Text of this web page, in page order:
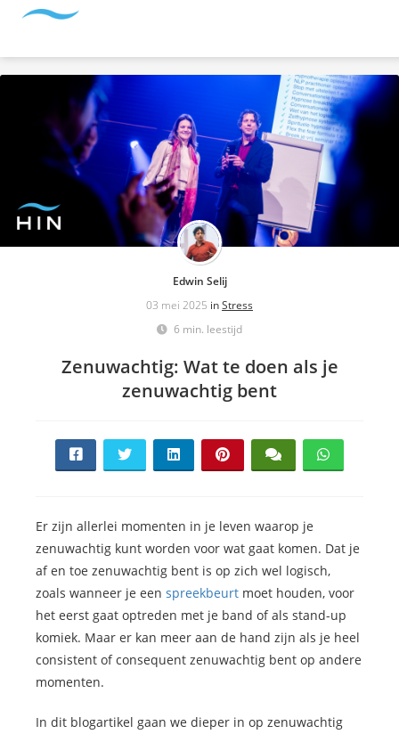
Edwin Selij
03 mei 2025 inStress
6 min. leestijd
Zenuwachtig: Wat te doen als je
zenuwachtig bent
Er zijn allerlei momenten in je leven waarop je
zenuwachtig kunt worden voor wat gaat komen. Dat je
af en toe zenuwachtig bent is op zich wel logisch,
zoals wanneer je een spreekbeurt moet houden, voor
het eerst gaat optreden met je band of als stand-up
komiek. Maar er kan meer aan de hand zijn als je heel
consistent of consequent zenuwachtig bent op andere
momenten.
In dit blogartikel gaan we dieper in op zenuwachtig